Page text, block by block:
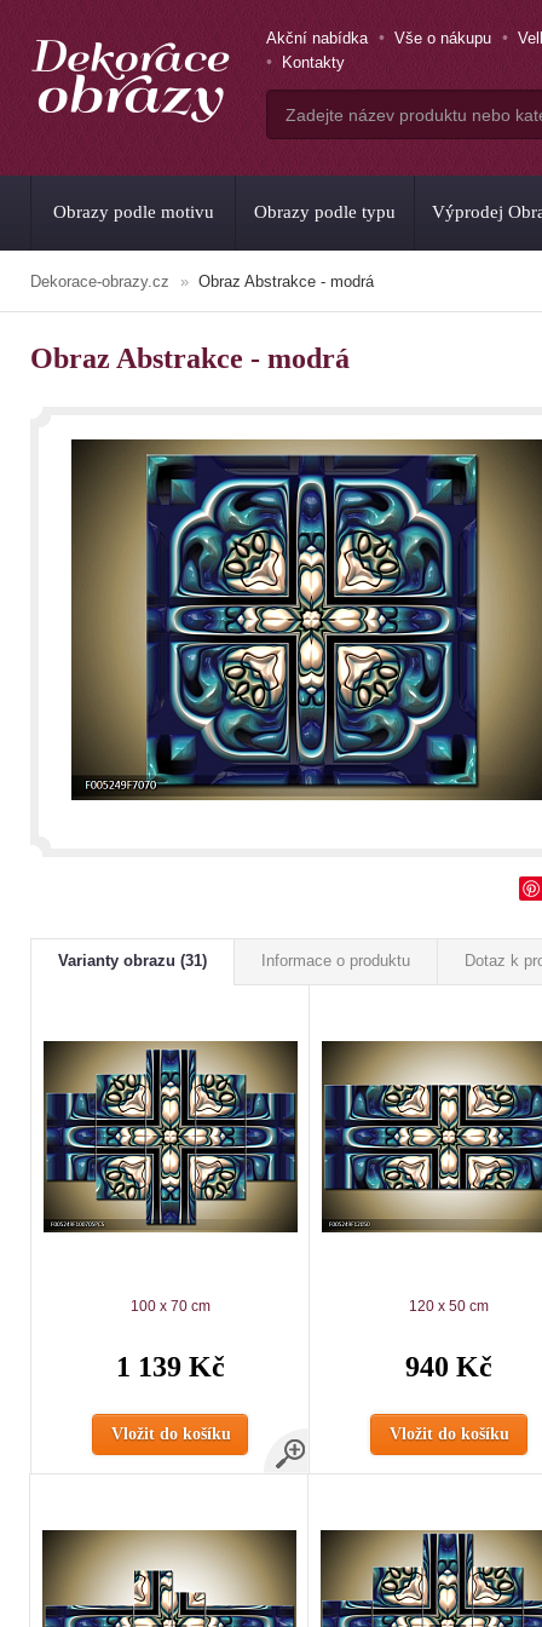
Akční nabídka Vše o nákupu
Kontakty
Obrazy podle motivu Obrazy podle typu Výprodej
Dekorace-obrazy.cz Obraz Abstrakce - modrá
Obraz Abstrakce - modrá
Varianty obrazu (31) Informace o produktu Dotaz k
100 x 70 cm
1 139 Kč
Vložit do košíku
120 x 50 cm
940 Kč
Vložit do košíku